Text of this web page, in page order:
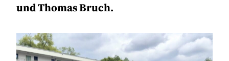
und Thomas Bruch.